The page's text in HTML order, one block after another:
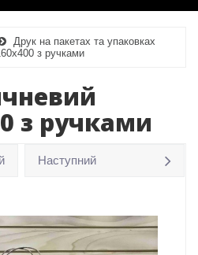
Друк на пакетах та упаковках
з ручками
з ручками
Наступний